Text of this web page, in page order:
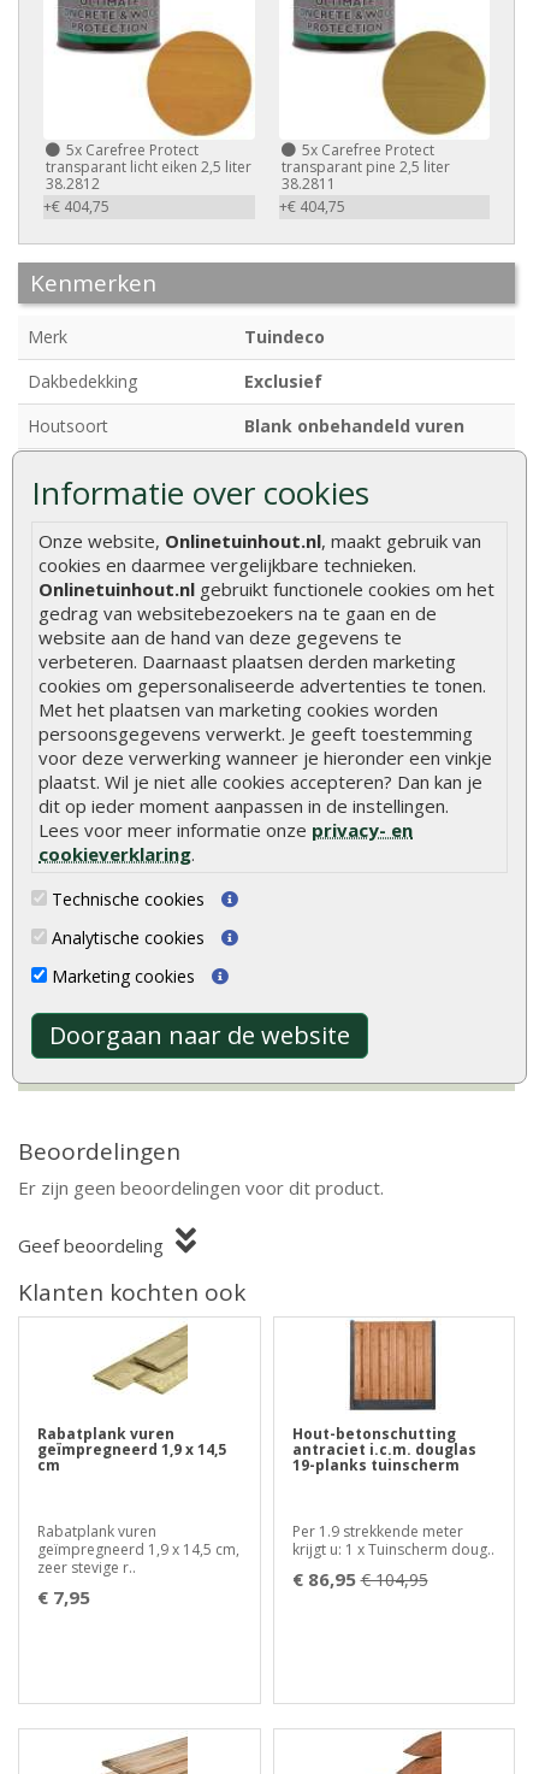
Informatie over cookies
Onze website, Onlinetuinhout.nl, maakt gebruik van
cookies en daarmee vergelijkbare technieken.
Onlinetuinhout.nl gebruikt functionele cookies om het
gedrag van websitebezoekers na te gaan en de
website aan de hand van deze gegevens te
verbeteren. Daarnaast plaatsen derden marketing
cookies om gepersonaliseerde advertenties te tonen.
Met het plaatsen van marketing cookies worden
persoonsgegevens verwerkt. Je geeft toestemming
voor deze verwerking wanneer je hieronder een vinkje
plaatst. Wil je niet alle cookies accepteren? Dan kan je
dit op ieder moment aanpassen in de instellingen.
Lees voor meer informatie onze privacy- en
cookieverklaring.
Technische cookies
Analytische cookies
Marketing cookies
Doorgaan naar de website
5x Carefree Protect
transparant licht eiken 2,5 liter
38.2812
+€ 404,75
5xCarefree Protect
transparant pine 2,5 liter
38.2811
+€ 404,75
Kenmerken
Merk
Tuindeco
Dakbedekking
Exclusief
Houtsoort
Blank onbehandeld vuren
Breedte
300 cm
Diepte
260 + 260 cm
Funderingsmaat
280 x 240 cm
Nokhoogte
ca. 247 cm
Deurhoogte
ca. 190 cm (inclusief kozijn)
Ramen
Vaste ramen (enkel glas)
Dakafwerking
Zadeldak
Model
eigenschappen. Lees alles over de kenmerken en
natuurlijke variaties van hout.Meer informatie
Beoordelingen
Er zijn geen beoordelingen voor dit product.
Geef beoordeling
Klanten kochten ook
Rabatplank vuren
geïmpregneerd 1,9 x 14,5
cm
Rabatplank vuren
geïmpregneerd 1,9 x 14,5 cm,
zeer stevige r..
€ 7,95
Hout-betonschutting
antraciet i.c.m. douglas
19-planks tuinscherm
Per 1.9 strekkende meter
krijgt u: 1 x Tuinscherm doug..
€ 86,95 € 104,95